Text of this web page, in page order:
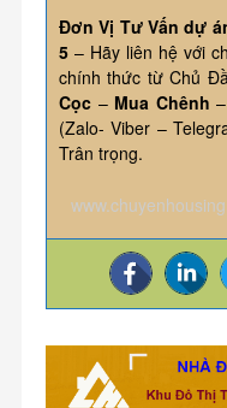
Đơn Vị Tư Vấn dự
5– Hãy liên hệ với
chính thức từ Chủ
Cọc– Mua Chênh
(Zalo- Viber –
Trân trọng.